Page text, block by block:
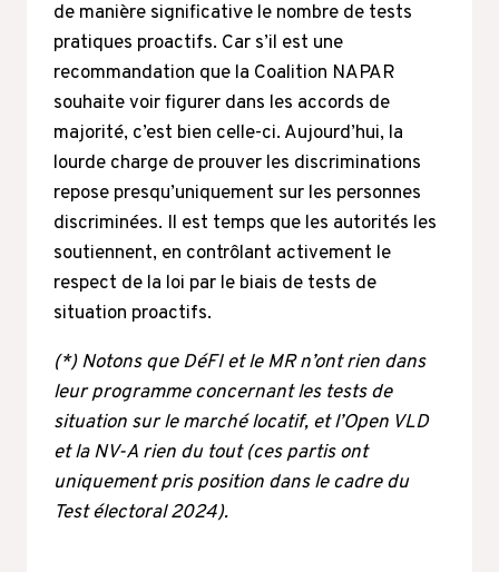
de manière significative le nombre de tests
pratiques proactifs. Car s’il est une
recommandation que la Coalition NAPAR
souhaite voir figurer dans les accords de
majorité, c’est bien celle-ci. Aujourd’hui, la
lourde charge de prouver les discriminations
repose presqu’uniquement sur les personnes
discriminées. Il est temps que les autorités les
soutiennent, en contrôlant activement le
respect de la loi par le biais de tests de
situation proactifs.
(*) Notons que DéFI et le MR n’ont rien dans
leur programme concernant les tests de
situation sur le marché locatif, et l’Open VLD
et la NV-A rien du tout (ces partis ont
uniquement pris position dans le cadre du
Test électoral 2024).